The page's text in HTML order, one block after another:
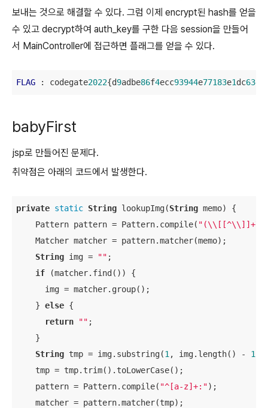
보내는 것으로 해결할 수 있다. 그럼 이제 encrypt된 hash를 얻을
수 있고 decrypt하여 auth_key를 구한 다음 session을 만들어
서 MainController에 접근하면 플래그를 얻을 수 있다.
FLAG : codegate2022{d9adbe86f4ecc93944e77183e1dc6342
babyFirst
jsp로 만들어진 문제다.
취약점은 아래의 코드에서 발생한다.
private static String lookupImg(String memo) {
    Pattern pattern = Pattern.compile(
    Matcher matcher = pattern.matcher(memo);
String img = "" ;
if (matcher.find()) {
      img = matcher.group();
    }
else {
return
"" ;
    }
String tmp = img.substring(1 , img.length() - 1
    tmp = tmp.trim().toLowerCase();
    pattern = Pattern.compile(
"^[a-z]+:");
    matcher = pattern.matcher(tmp);